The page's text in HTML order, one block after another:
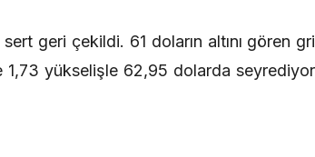
geri çekildi. 61 doların altını gören gri
1,73 yükselişle 62,95 dolarda